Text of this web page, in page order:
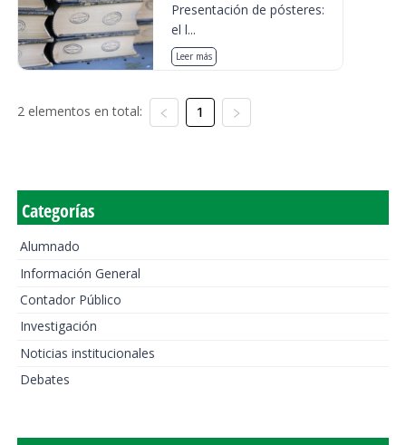
Presentación de pósteres:
el l...
Leer más
2 elementos en total: 1
Categorías
Alumnado
Información General
Contador Público
Investigación
Noticias institucionales
Debates